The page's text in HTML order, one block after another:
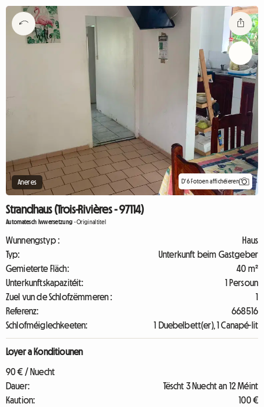
Aneres D'6 Fotoen affichéieren
Strandhaus (Trois-Rivières - 97114)
Automatesch Iwwersetzung -Originaltitel
Wunnengstyp :
Haus
Typ:
Unterkunft beim Gastgeber
Gemieterte Fläch:
40 m²
Unterkunftskapazitéit:
1 Persoun
Zuel vun de Schlofzëmmeren :
1
Referenz:
668516
Schlofméiglechkeeten:
1 Duebelbett(er), 1 Canapé-lit
Loyer a Konditiounen
90 € / Nuecht
Dauer:
Tëscht 3 Nuecht an 12 Méint
Kaution:
100 €